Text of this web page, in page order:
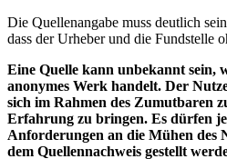
Die Quellenangabe muss deutlich
dass der Urheber und die Fundstelle
Eine Quelle kann unbekannt sein,
anonymes Werk handelt. Der
sich im Rahmen des Zumutbaren
Erfahrung zu bringen. Es dürfen
Anforderungen an die Mühen des
dem Quellennachweis gestellt